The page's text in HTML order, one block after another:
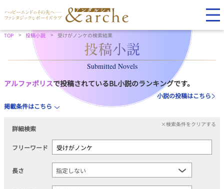
TOP 投稿小説 受けがノンケの検索結果
Submitted Novels
アルファポリスで投稿されているBL小説のランキングです。
小説の投稿はこちら
掲載条件はこちら
詳細検索
×検索条件をクリアする
フリーワード
長さ